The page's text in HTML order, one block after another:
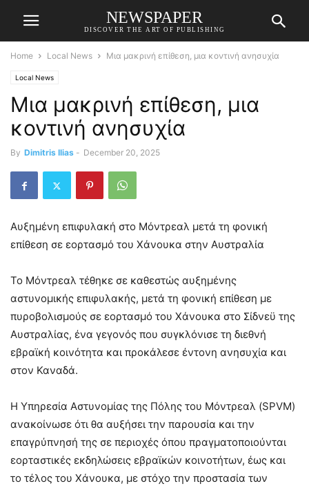
NEWSPAPER
DISCOVER THE ART OF PUBLISHING
Home Local News Μια μακρινή επίθεση, μια κοντινή ανησυχία
Local News
Μια μακρινή επίθεση, μια
κοντινή ανησυχία
By Dimitris Ilias - December 20, 2025
Αυξημένη επιφυλακή στο Μόντρεαλ μετά τη φονική
επίθεση σε εορτασμό του Χάνουκα στην Αυστραλία
Το Μόντρεαλ τέθηκε σε καθεστώς αυξημένης
αστυνομικής επιφυλακής, μετά τη φονική επίθεση με
πυροβολισμούς σε εορτασμό του Χάνουκα στο Σίδνεϋ της
Αυστραλίας, ένα γεγονός που συγκλόνισε τη διεθνή
εβραϊκή κοινότητα και προκάλεσε έντονη ανησυχία και
στον Καναδά.
Η Υπηρεσία Αστυνομίας της Πόλης του Μόντρεαλ (SPVM)
ανακοίνωσε ότι θα αυξήσει την παρουσία και την
επαγρύπνησή της σε περιοχές όπου πραγματοποιούνται
εορταστικές εκδηλώσεις εβραϊκών κοινοτήτων, έως και
το τέλος του Χάνουκα, με στόχο την προστασία των